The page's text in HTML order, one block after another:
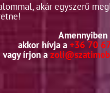
akár egyszerű
Amennyiben
akkor hívja a +36 70
vagy írjon a